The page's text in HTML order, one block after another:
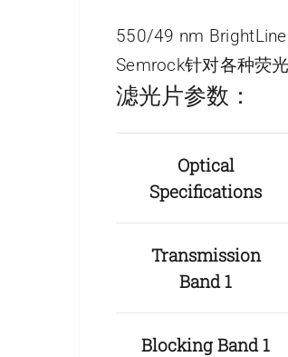
550/49 nm
Semrock针对各种荧
滤光片参数：
Optical
Specifications
Transmission
Band 1
Blocking Band 1